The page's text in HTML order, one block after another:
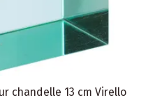
chandelle 13 cm Virello